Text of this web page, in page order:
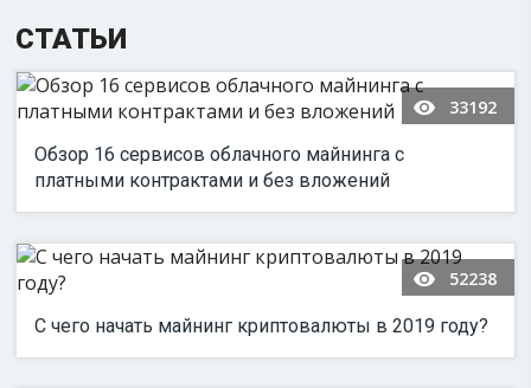
СТАТЬИ
33192
Обзор 16 сервисов облачного майнинга с
платными контрактами и без вложений
52238
С чего начать майнинг криптовалюты в 2019 году?